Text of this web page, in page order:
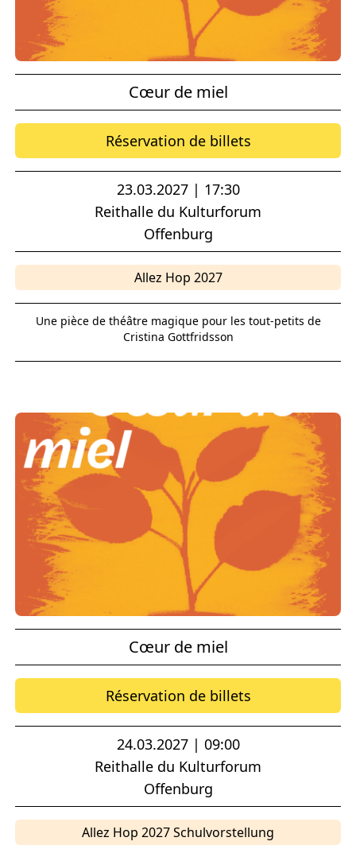
Cœur de miel
Réservation de billets
23.03.2027 | 17:30
Reithalle du Kulturforum
Offenburg
Allez Hop 2027
Une pièce de théâtre magique pour les tout-petits de
Cristina Gottfridsson
Cœur de miel
Réservation de billets
24.03.2027 | 09:00
Reithalle du Kulturforum
Offenburg
Allez Hop 2027 Schulvorstellung